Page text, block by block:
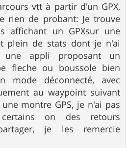
vtt à partir d'un GPX,
rien de probant: Je trouve
affichant un GPXsur une
plein de stats dont je n'ai
une appli proposant un
fleche ou boussole bien
mode déconnecté, avec
au waypoint suivant
montre GPS, je n'ai pas
on des retours
je les remercie